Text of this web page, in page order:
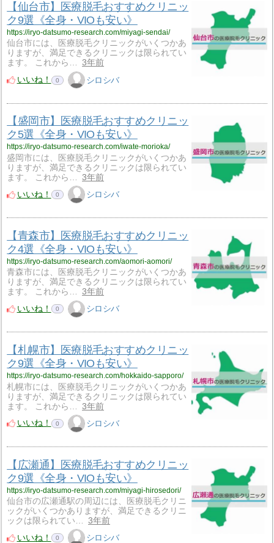
【仙台市】医療脱毛おすすめクリニッ
ク9選《全身・VIOも安い》
https://iryo-datsumo-research.com/miyagi-sendai/
仙台市には、医療脱毛クリニックがいくつかあ
りますが、満足できるクリニックは限られてい
ます。 これから…
3年前
いいね！
0 シロシバ
【盛岡市】医療脱毛おすすめクリニッ
ク5選《全身・VIOも安い》
https://iryo-datsumo-research.com/iwate-morioka/
盛岡市には、医療脱毛クリニックがいくつかあ
りますが、満足できるクリニックは限られてい
ます。 これから…
3年前
いいね！
0 シロシバ
【青森市】医療脱毛おすすめクリニッ
ク4選《全身・VIOも安い》
https://iryo-datsumo-research.com/aomori-aomori/
青森市には、医療脱毛クリニックがいくつかあ
りますが、満足できるクリニックは限られてい
ます。 これから…
3年前
いいね！
0 シロシバ
【札幌市】医療脱毛おすすめクリニッ
ク9選《全身・VIOも安い》
https://iryo-datsumo-research.com/hokkaido-sapporo/
札幌市には、医療脱毛クリニックがいくつかあ
りますが、満足できるクリニックは限られてい
ます。 これから…
3年前
いいね！
0 シロシバ
【広瀬通】医療脱毛おすすめクリニッ
ク9選《全身・VIOも安い》
https://iryo-datsumo-research.com/miyagi-hirosedori/
仙台市の広瀬通駅の周辺には、医療脱毛クリニ
ックがいくつかありますが、満足できるクリニ
ックは限られてい…
3年前
いいね！
0 シロシバ